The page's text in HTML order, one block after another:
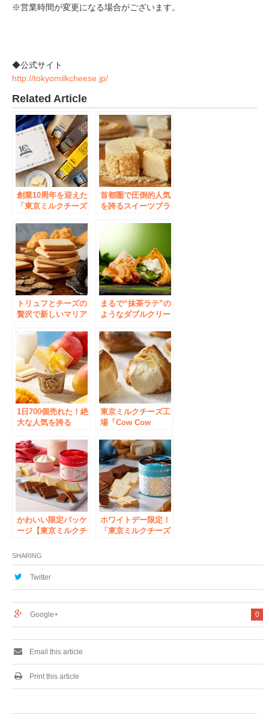
※営業時間が変更になる場合がございます。
◆公式サイト
http://tokyomilkcheese.jp/
Related Article
創業10周年を迎えた
「東京ミルクチーズ
て！トリュフ味を加
えたスペシャルパッ
ケージ「10周年記念
クッキー詰合せ」を
新発売
首都圏で圧倒的人気
を誇るスイーツブラ
レットパーク入間に
待望の初出店
トリュフとチーズの
贅沢で新しいマリア
えた「東京ミルクチ
ーズ工場」より「ト
リュフ＆チェダーク
ッキー」を新発売
まるで“抹茶ラテ”の
ようなダブルクリー
ンから季節限定「ミ
ルクパイ 抹茶」を
今年も発売
1日700個売れた！絶
大な人気を誇る
この夏おすすめの新
作「CowCowサンデ
ー マンゴー」が季
節限定発売
東京ミルクチーズ工
場「Cow Cow
トレ秋葉原にグラン
ドオープン！
かわいい限定パッケ
ージ【東京ミルクチ
のクッキー2種詰合
せを今年も発売
ホワイトデー限定！
「東京ミルクチーズ
が“限定ギフトボッ
SHARING
Twitter
0
Google+
Email this article
Print this article